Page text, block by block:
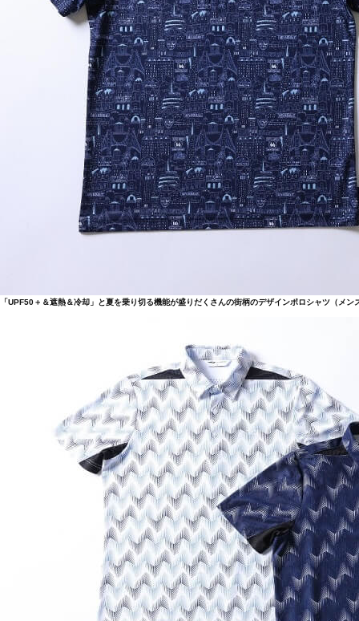
「UPF50＋＆遮熱＆冷却」と夏を乗り切る機能が盛りだくさんの街柄のデザインポロシャツ（メ